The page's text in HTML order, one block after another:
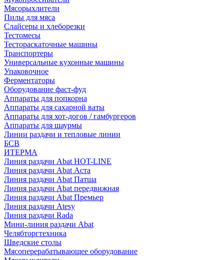
Мясорыхлители
Пилы для мяса
Слайсеры и хлеборезки
Тестомесы
Тестораскаточные машины
Транспортеры
Универсальные кухонные машины
Упаковочное
Ферментаторы
Оборудование фаст-фуд
Аппараты для попкорна
Аппараты для сахарной ваты
Аппараты для хот-догов / гамбургеров
Аппараты для шаурмы
Линии раздачи и тепловые линии
БСВ
ИТЕРМА
Линия раздачи Abat HOT-LINE
Линия раздачи Abat Аста
Линия раздачи Abat Патша
Линия раздачи Abat передвижная
Линия раздачи Abat Премьер
Линия раздачи Atesy
Линия раздачи Rada
Мини-линия раздачи Abat
Челябторгтехника
Шведские столы
Мясоперерабатывающее оборудование